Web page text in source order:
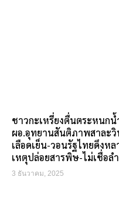
ชาวกะเหรี่ยงตื่นตระหนก
ผอ.อุทยานสันติภาพสาละ
เลือดเย็น-วอนรัฐไทยดึงห
เหตุปล่อยสารพิษ-ไม่เชื่อ
3 ธันวาคม, 2025